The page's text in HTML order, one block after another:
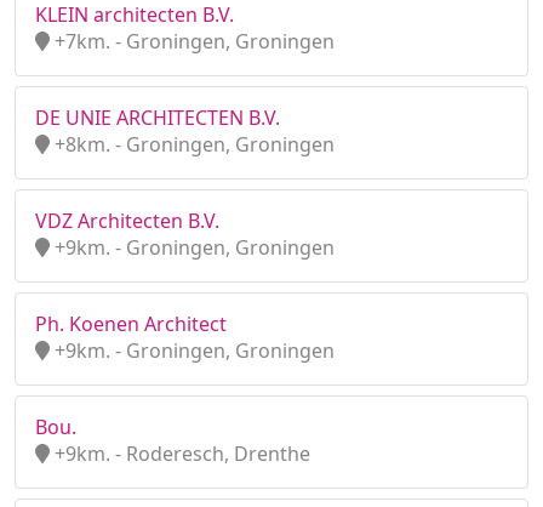
KLEIN architecten B.V.
+7km. - Groningen, Groningen
DE UNIE ARCHITECTEN B.V.
+8km. - Groningen, Groningen
VDZ Architecten B.V.
+9km. - Groningen, Groningen
Ph. Koenen Architect
+9km. - Groningen, Groningen
Bou.
+9km. - Roderesch, Drenthe